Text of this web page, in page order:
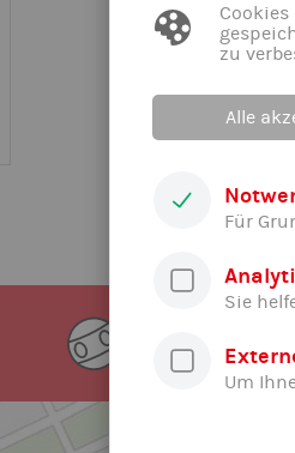
zu
Alle
Für
Sie
Um